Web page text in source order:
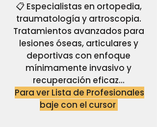
📋 Especialistas en ortopedia,
traumatología y artroscopia.
Tratamientos avanzados para
lesiones óseas, articulares y
deportivas con enfoque
mínimamente invasivo y
recuperación eficaz...
Para ver Lista de Profesionales
baje con el cursor